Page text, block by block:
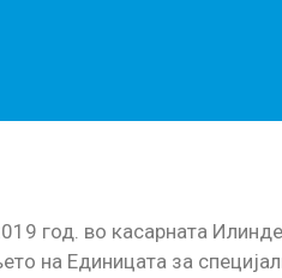
год. во касарната
на Единицата за